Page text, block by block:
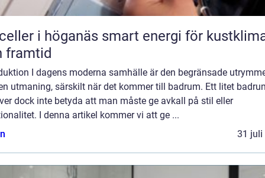
höganäs smart energi för kustklimat
framtid
I dagens moderna samhälle är den begränsade
utmaning, särskilt när det kommer till badrum. Ett litet
dock inte betyda att man måste ge avkall på stil eller
I denna artikel kommer vi att ge ...
31 juli